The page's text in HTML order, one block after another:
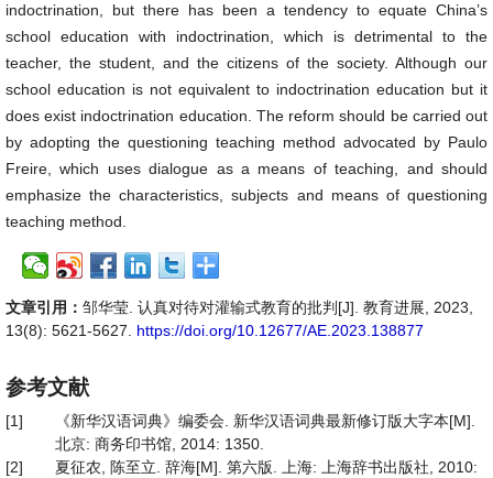
indoctrination, but there has been a tendency to equate China’s
school education with indoctrination, which is detrimental to the
teacher, the student, and the citizens of the society. Although our
school education is not equivalent to indoctrination education but it
does exist indoctrination education. The reform should be carried out
by adopting the questioning teaching method advocated by Paulo
Freire, which uses dialogue as a means of teaching, and should
emphasize the characteristics, subjects and means of questioning
teaching method.
文章引用： 邹华莹. 认真对待对灌输式教育的批判[J]. 教育进展, 2023,
13(8): 5621-5627. https://doi.org/10.12677/AE.2023.138877
参考文献
[1]
《新华汉语词典》编委会. 新华汉语词典最新修订版大字本[M].
北京: 商务印书馆, 2014: 1350.
[2]
夏征农, 陈至立. 辞海[M]. 第六版. 上海: 上海辞书出版社, 2010: